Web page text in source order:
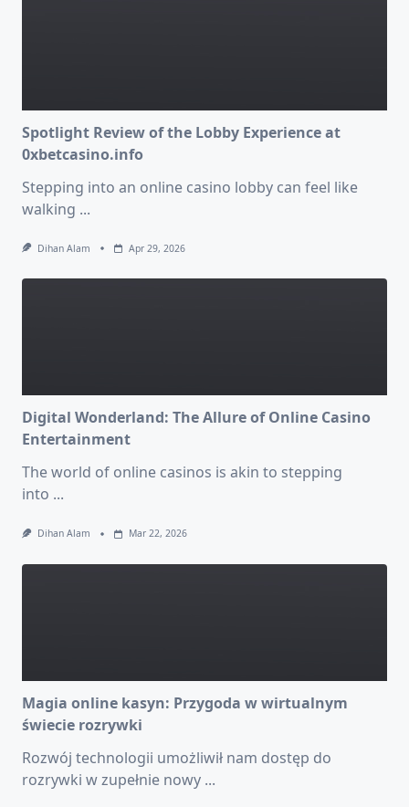
Spotlight Review of the Lobby Experience at
0xbetcasino.info
Stepping into an online casino lobby can feel like
walking ...
Dihan Alam Apr 29, 2026
Digital Wonderland: The Allure of Online Casino
Entertainment
The world of online casinos is akin to stepping
into ...
Dihan Alam Mar 22, 2026
Magia online kasyn: Przygoda w wirtualnym
świecie rozrywki
Rozwój technologii umożliwił nam dostęp do
rozrywki w zupełnie nowy ...